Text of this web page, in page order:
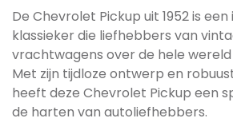
De Chevrolet Pickup uit 1952 is
klassieker die liefhebbers van
vrachtwagens over de hele
Met zijn tijdloze ontwerp en
heeft deze Chevrolet Pickup een
de harten van autoliefhebbers.